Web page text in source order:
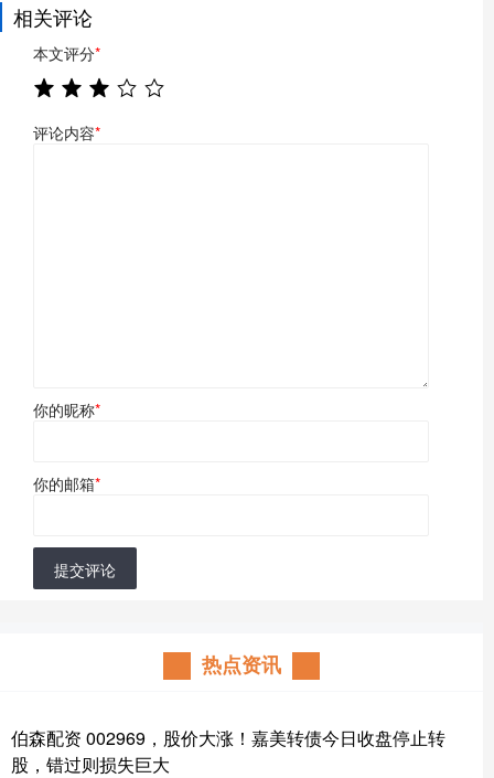
相关评论
本文评分*
评论内容*
你的昵称*
你的邮箱*
提交评论
热点资讯
伯森配资 002969，股价大涨！嘉美转债今日收盘停止转
股，错过则损失巨大